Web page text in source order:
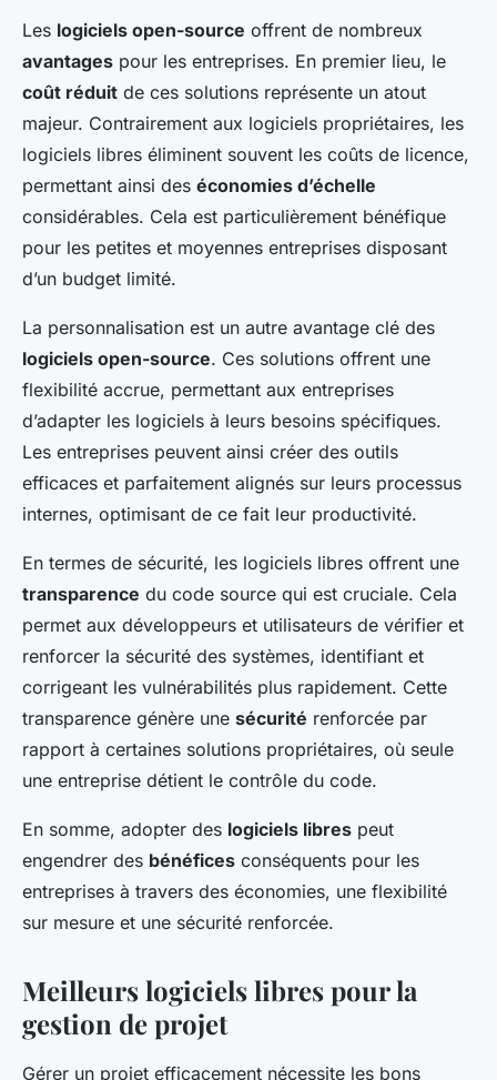
Les logiciels open-source offrent de nombreux
avantages pour les entreprises. En premier lieu, le
coût réduit de ces solutions représente un atout
majeur. Contrairement aux logiciels propriétaires, les
logiciels libres éliminent souvent les coûts de licence,
permettant ainsi des économies d’échelle
considérables. Cela est particulièrement bénéfique
pour les petites et moyennes entreprises disposant
d’un budget limité.
La personnalisation est un autre avantage clé des
logiciels open-source. Ces solutions offrent une
flexibilité accrue, permettant aux entreprises
d’adapter les logiciels à leurs besoins spécifiques.
Les entreprises peuvent ainsi créer des outils
efficaces et parfaitement alignés sur leurs processus
internes, optimisant de ce fait leur productivité.
En termes de sécurité, les logiciels libres offrent une
transparence du code source qui est cruciale. Cela
permet aux développeurs et utilisateurs de vérifier et
renforcer la sécurité des systèmes, identifiant et
corrigeant les vulnérabilités plus rapidement. Cette
transparence génère une sécurité renforcée par
rapport à certaines solutions propriétaires, où seule
une entreprise détient le contrôle du code.
En somme, adopter des logiciels libres peut
engendrer des bénéfices conséquents pour les
entreprises à travers des économies, une flexibilité
sur mesure et une sécurité renforcée.
Meilleurs logiciels libres pour la
gestion de projet
Gérer un projet efficacement nécessite les bons